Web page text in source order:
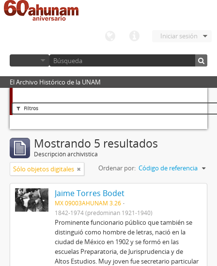
Iniciar sesión
El Archivo Histórico de la UNAM
Filtros
Mostrando 5 resultados
Descripción archivística
Sólo objetos digitales Ordenar por: Código de referencia
Jaime Torres Bodet
MX 09003AHUNAM 3.26
1842-1974 (predominan 1921-1940)
Prominente funcionario público que también se
distinguió como hombre de letras, nació en la
ciudad de México en 1902 y se formó en las
escuelas Preparatoria, de Jurisprudencia y de
Altos Estudios. Muy joven fue secretario particular